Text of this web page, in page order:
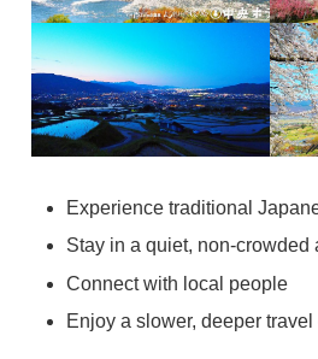
Experience traditional
Stay in a quiet, non-crowded
Connect with local people
Enjoy a slower, deeper